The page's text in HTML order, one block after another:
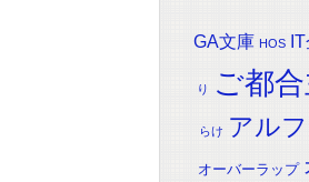
GA文庫 HOS
り ご都
らけ アル
オーバーラップ